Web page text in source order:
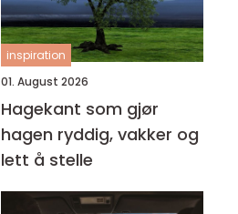
inspiration
01. August 2026
Hagekant som gjør
hagen ryddig, vakker og
lett å stelle